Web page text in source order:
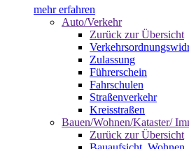
mehr erfahren
Auto/Verkehr
Zurück zur Übersicht
Zulassung
Führerschein
Fahrschulen
Straßenverkehr
Kreisstraßen
Bauen/Wohnen/Kataster/
Zurück zur Übersicht